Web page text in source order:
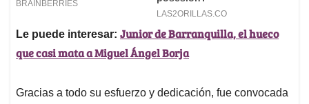
Le puede interesar: Junior de Barranquilla, el hueco
que casi mata a Miguel Ángel Borja
Gracias a todo su esfuerzo y dedicación, fue convocada